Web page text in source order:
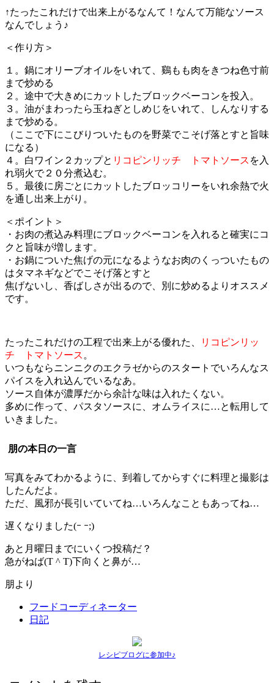
↑たったこれだけで出来上がるなんて！なんて万能なソース
なんでしょう♪
＜作り方＞
１。鍋にオリーブオイルをいれて、鷄もも肉をきつね色寸前
まで炒める
２。途中で大きめにカットしたブロックベーコンを投入。
３。油がまわったら玉ねぎとしめじをいれて、しんなりする
まで炒める。
（ここで下にこびりついたものを野菜でこそげ落とすと旨味
になる）
４。白ワイン２カップと リコピンリッチ トマトソース を入
れ弱火で２０分煮込む。
５。最後に房ごとにカットしたブロッコリーをいれ余熱で火
を通し出来上がり。
＜ポイント＞
・お肉の煮込み料理にブロックベーコンを入れると確実にコ
クと旨味が増します。
・お鍋についた焦げの元になるようなお肉のくっついたもの
はタマネギなどでこそげ落とすと
焦げないし、香ばしさが出るので、別に炒めるよりオススメ
です。
たったこれだけの工程で出来上がる優れた、
リコピンリッ
チ トマトソース。
いつもならニンニクのエクラゼからのスタートでいろんなス
パイスを入れ込んでいるなあ。
ソース自体が濃厚だから余計な味は入れたくない。
多めに作って、パスタソースに、オムライスに…と転用して
いきました。
朋の本日の一言
写真をみてわかるように、到着してからすぐに料理と撮影は
したんだよ。
ただ、風邪が長引いていてね…いろんなこともあってね…
遅くなりました(ｰ ｰ;)
あと月曜日までにいくつ投稿だ？
急がねば(T ^ T)下向くと鼻が…
朋より
フードコーディネーター
日記
レシピブログに参加中♪